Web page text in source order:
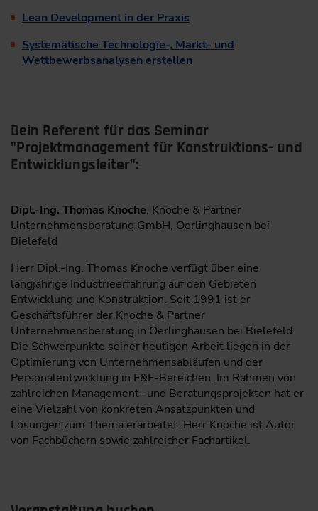
Lean Development in der Praxis
Systematische Technologie-, Markt- und
Wettbewerbsanalysen erstellen
Dein Referent für das Seminar
"Projektmanagement für Konstruktions- und
Entwicklungsleiter":
Dipl.-Ing. Thomas Knoche, Knoche & Partner
Unternehmensberatung GmbH, Oerlinghausen bei
Bielefeld
Herr Dipl.-Ing. Thomas Knoche verfügt über eine
langjährige Industrieerfahrung auf den Gebieten
Entwicklung und Konstruktion. Seit 1991 ist er
Geschäftsführer der Knoche & Partner
Unternehmensberatung in Oerlinghausen bei Bielefeld.
Die Schwerpunkte seiner heutigen Arbeit liegen in der
Optimierung von Unternehmensabläufen und der
Personalentwicklung in F&E-Bereichen. Im Rahmen von
zahlreichen Management- und Beratungsprojekten hat er
eine Vielzahl von konkreten Ansatzpunkten und
Lösungen zum Thema erarbeitet. Herr Knoche ist Autor
von Fachbüchern sowie zahl­reicher Fachartikel.